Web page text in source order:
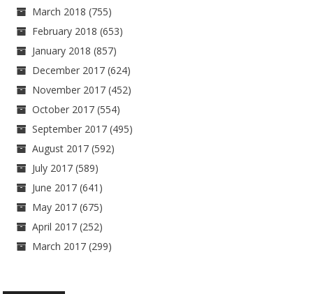
March 2018 (755)
February 2018 (653)
January 2018 (857)
December 2017 (624)
November 2017 (452)
October 2017 (554)
September 2017 (495)
August 2017 (592)
July 2017 (589)
June 2017 (641)
May 2017 (675)
April 2017 (252)
March 2017 (299)